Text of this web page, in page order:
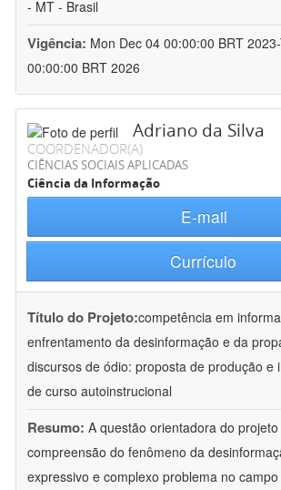
- MT - Brasil
Vigência: Mon Dec 04 00:00:00 BRT
00:00:00 BRT 2026
Adriano da Silva
COORDENADOR(A)
CIÊNCIAS SOCIAIS APLICADAS
Ciência da Informação
E-mail
Currículo
Título do Projeto:competência em
enfrentamento da desinformação e da
discursos de ódio: proposta de produção e
de curso autoinstrucional
Resumo: A questão orientadora do
compreensão do fenômeno da
expressivo e complexo problema no